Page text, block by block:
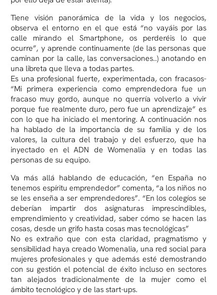
Tiene visión panorámica de la vida y los negocios,
observa el entorno en el que está “no vayáis por las
calle mirando el Smartphone, os perderéis lo que
ocurre”, y aprende continuamente (de las personas que
caminan por la calle, las conversaciones..) anotando en
una libreta que lleva a todas partes.
Es una profesional fuerte, experimentada, con fracasos-
“Mi primera experiencia como emprendedora fue un
fracaso muy gordo, aunque no querría volverlo a vivir
porque fue realmente duro, pero fue un aprendizaje” es
con lo que ha iniciado el mentoring. A continuación nos
ha hablado de la importancia de su familia y de los
valores, la cultura del trabajo y del esfuerzo, que ha
inyectado en el ADN de Womenalia y en todas las
personas de su equipo.
Va más allá hablando de educación, “en España no
tenemos espíritu emprendedor” comenta, “a los niños no
se les enseña a ser emprendedores”. “En los colegíos se
deberían impartir dos asignaturas imprescindibles,
emprendimiento y creatividad, saber cómo se hacen las
cosas, desde un grifo hasta cosas mas tecnológicas”
No es extraño que con esta claridad, pragmatismo y
sensibilidad haya creado Womenalia, una red social para
mujeres profesionales y que además esté demostrando
con su gestión el potencial de éxito incluso en sectores
tan alejados tradicionalmente de la mujer como el
ámbito tecnológico y de las start-ups.